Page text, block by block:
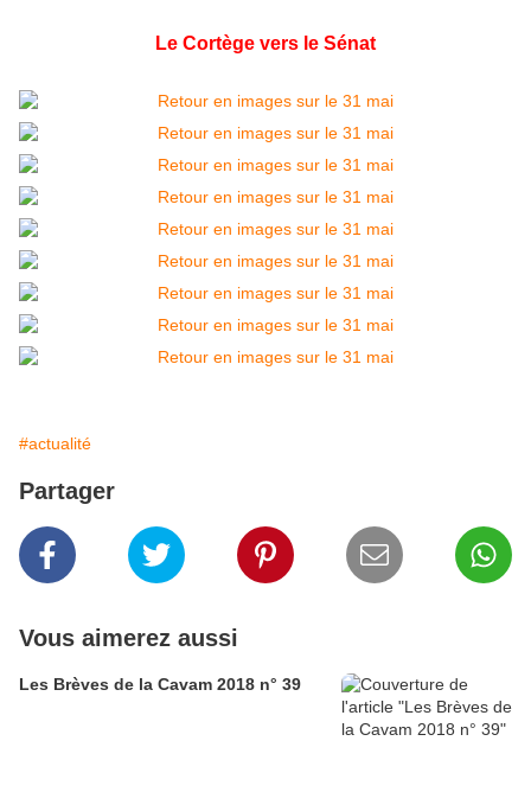
Le Cortège vers le Sénat
#actualité
Partager
Vous aimerez aussi
Les Brèves de la Cavam 2018 n° 39